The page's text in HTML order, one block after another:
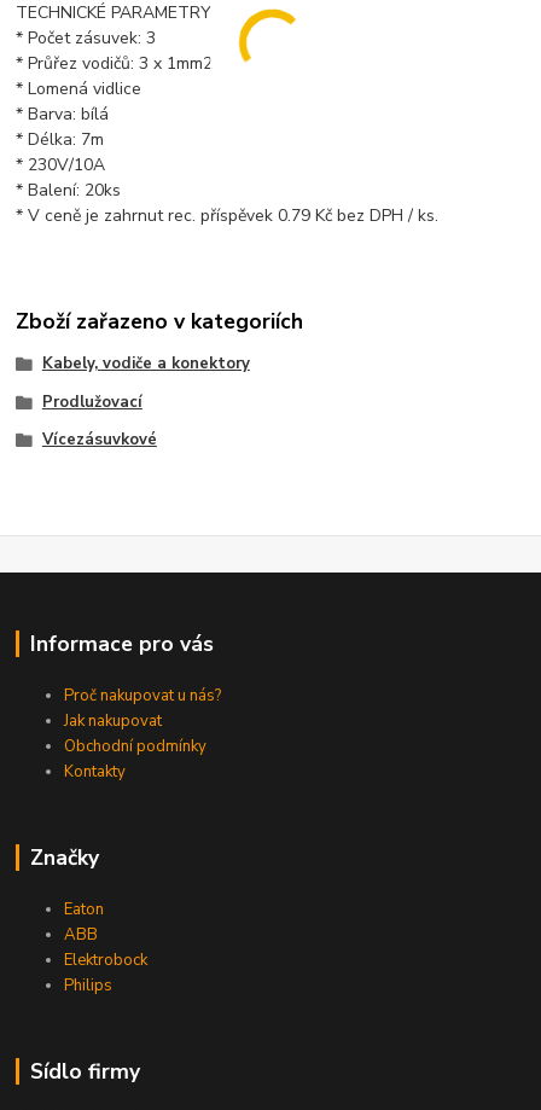
TECHNICKÉ PARAMETRY
* Počet zásuvek: 3
* Průřez vodičů: 3 x 1mm2
* Lomená vidlice
* Barva: bílá
* Délka: 7m
* 230V/10A
* Balení: 20ks
* V ceně je zahrnut rec. příspěvek 0.79 Kč bez DPH / ks.
Zboží zařazeno v kategoriích
Kabely, vodiče a konektory
Prodlužovací
Vícezásuvkové
Informace pro vás
Proč nakupovat u nás?
Jak nakupovat
Obchodní podmínky
Kontakty
Značky
Eaton
ABB
Elektrobock
Philips
Sídlo firmy